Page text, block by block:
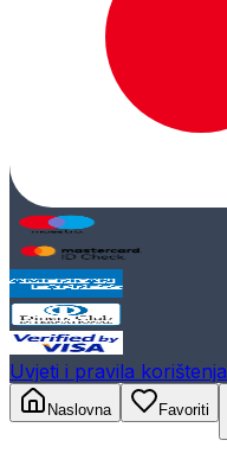
Uvjeti i pravila korištenja
Naslovna
Favoriti